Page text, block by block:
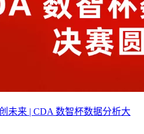
未来 | CDA 数智杯数据分析大